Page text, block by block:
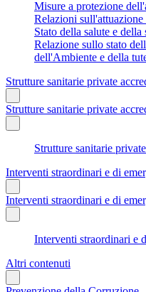
Misure a protezione
Relazioni
Stato della salute e della
Relazione sullo stato
dell'Ambiente e della
Strutture sanitarie private
Strutture sanitarie private
Strutture sanitarie
Interventi straordinari e di
Interventi straordinari e di
Interventi straordinari e
Altri contenuti